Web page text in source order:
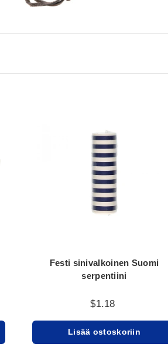
Festi sinivalkoinen Suomi
serpentiini
$1.18
Lisää ostoskoriin